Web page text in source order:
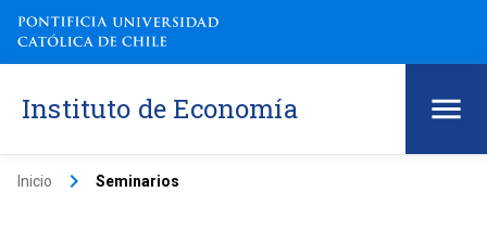
Instituto de Economía
Inicio keyboard_arrow_right Seminarios